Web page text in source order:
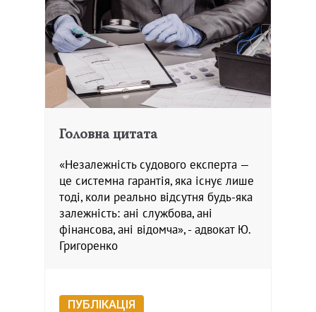
Головна цитата
«Незалежність судового експерта —
це системна гарантія, яка існує лише
тоді, коли реально відсутня будь-яка
залежність: ані службова, ані
фінансова, ані відомча», - адвокат Ю.
Григоренко
ПУБЛІКАЦІЯ